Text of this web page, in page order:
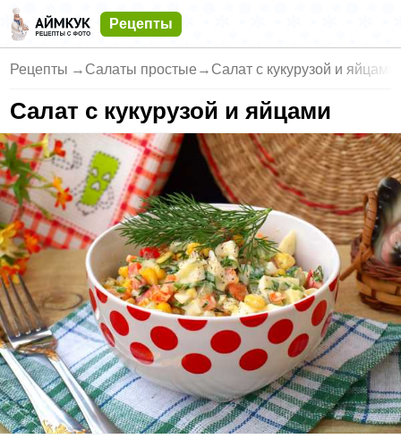
Рецепты
Рецепты → Салаты простые → Салат с кукурузой и яйцами
Салат с кукурузой и яйцами